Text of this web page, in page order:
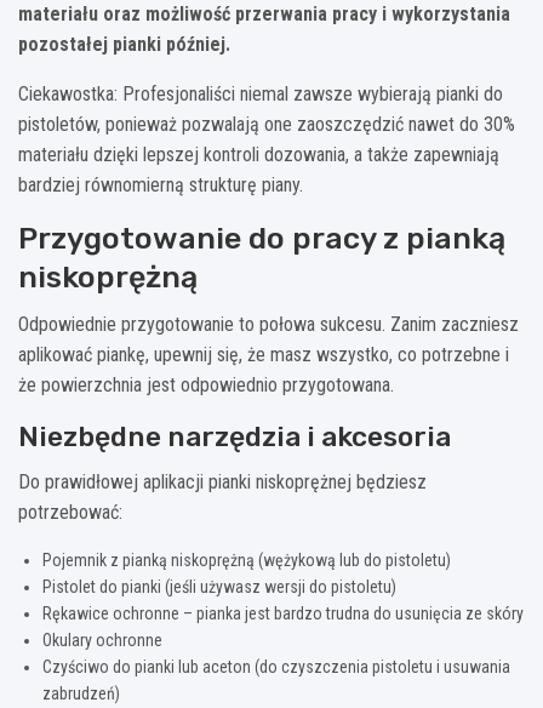
materiału oraz możliwość przerwania pracy i wykorzystania
pozostałej pianki później.
Ciekawostka: Profesjonaliści niemal zawsze wybierają pianki do
pistoletów, ponieważ pozwalają one zaoszczędzić nawet do 30%
materiału dzięki lepszej kontroli dozowania, a także zapewniają
bardziej równomierną strukturę piany.
Przygotowanie do pracy z pianką
niskoprężną
Odpowiednie przygotowanie to połowa sukcesu. Zanim zaczniesz
aplikować piankę, upewnij się, że masz wszystko, co potrzebne i
że powierzchnia jest odpowiednio przygotowana.
Niezbędne narzędzia i akcesoria
Do prawidłowej aplikacji pianki niskoprężnej będziesz
potrzebować:
Pojemnik z pianką niskoprężną (wężykową lub do pistoletu)
Pistolet do pianki (jeśli używasz wersji do pistoletu)
Rękawice ochronne – pianka jest bardzo trudna do usunięcia ze skóry
Okulary ochronne
Czyściwo do pianki lub aceton (do czyszczenia pistoletu i usuwania
zabrudzeń)